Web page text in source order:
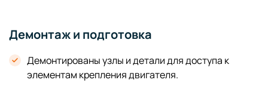
Демонтаж и подготовка
Демонтированы узлы и детали для доступа к
элементам крепления двигателя.